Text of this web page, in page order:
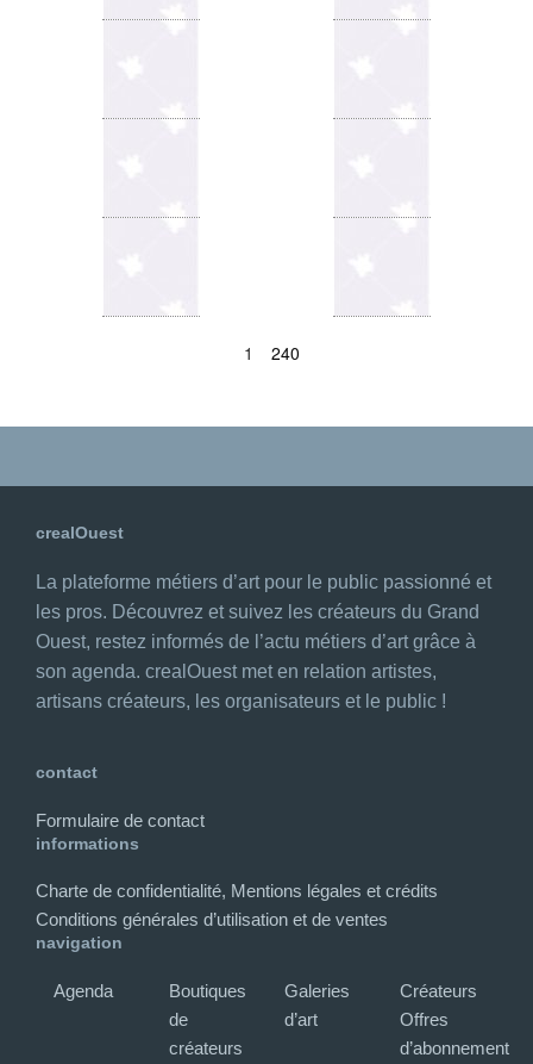
1 240
crealOuest
La plateforme métiers d’art pour le public passionné et
les pros. Découvrez et suivez les créateurs du Grand
Ouest, restez informés de l’actu métiers d’art grâce à
son agenda. crealOuest met en relation artistes,
artisans créateurs, les organisateurs et le public !
contact
Formulaire de contact
informations
Charte de confidentialité, Mentions légales et crédits
Conditions générales d’utilisation et de ventes
navigation
Agenda
Boutiques
de
créateurs
Galeries
d’art
Créateurs
Offres
d’abonnement